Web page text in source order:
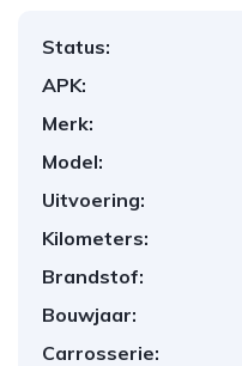
Status:
APK:
Merk:
Model:
Uitvoering:
Kilometers:
Brandstof:
Bouwjaar:
Carrosserie: